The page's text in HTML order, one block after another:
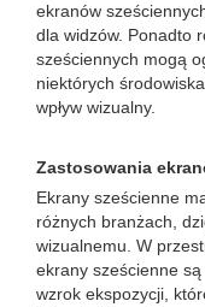
ekranów
dla widzów. Ponadto
sześciennych mogą
niektórych
wpływ wizualny.
Zastosowania
Ekrany sześcienne
różnych branżach,
wizualnemu. W
ekrany sześcienne
wzrok ekspozycji,